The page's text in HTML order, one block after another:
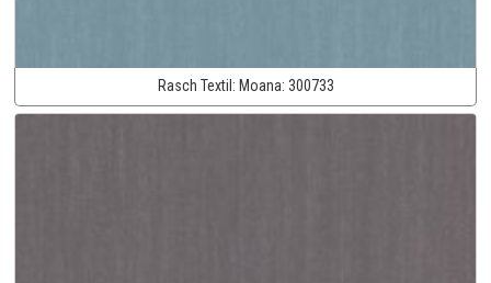
Rasch Textil: Moana: 300733